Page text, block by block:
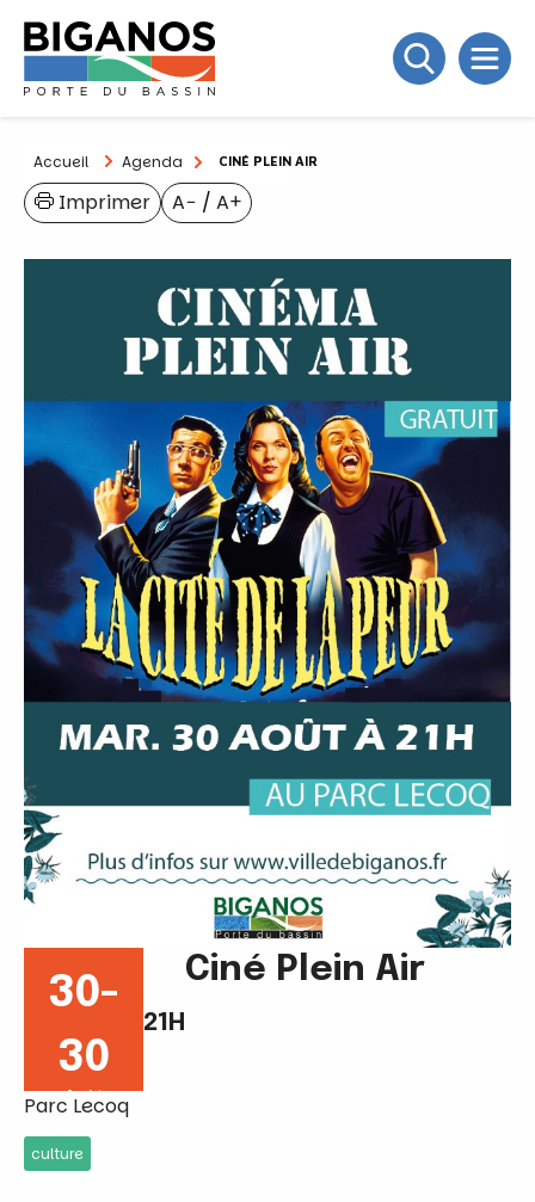
Accueil Agenda CINÉ PLEIN AIR
A− / A+
Imprimer
30-
30
Août
21H
Ciné Plein Air
Parc Lecoq
culture